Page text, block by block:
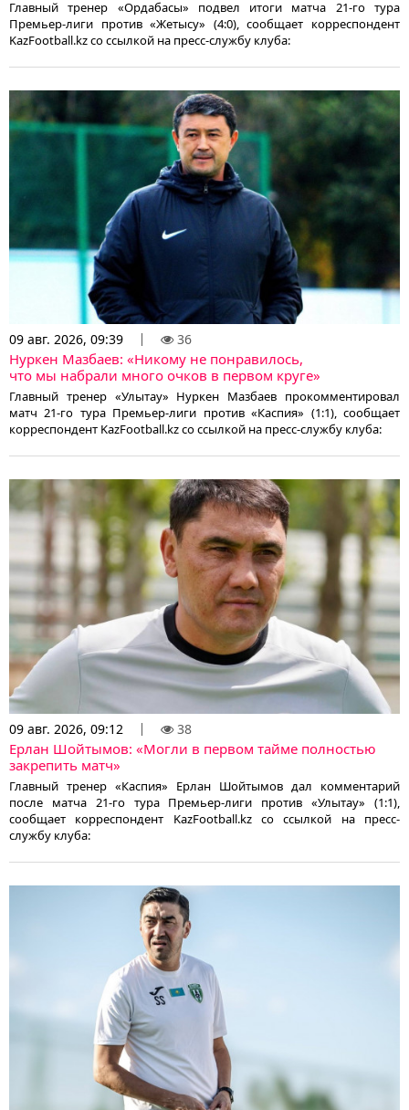
Главный тренер «Ордабасы» подвел итоги матча 21-го тура
Премьер-лиги против «Жетысу» (4:0), сообщает корреспондент
KazFootball.kz со ссылкой на пресс-службу клуба:
09 авг. 2026, 09:39 36
Нуркен Мазбаев: «Никому не понравилось,
что мы набрали много очков в первом круге»
Главный тренер «Улытау» Нуркен Мазбаев прокомментировал
матч 21-го тура Премьер-лиги против «Каспия» (1:1), сообщает
корреспондент KazFootball.kz со ссылкой на пресс-службу клуба:
09 авг. 2026, 09:12 38
Ерлан Шойтымов: «Могли в первом тайме полностью
закрепить матч»
Главный тренер «Каспия» Ерлан Шойтымов дал комментарий
после матча 21-го тура Премьер-лиги против «Улытау» (1:1),
сообщает корреспондент KazFootball.kz со ссылкой на пресс-
службу клуба: